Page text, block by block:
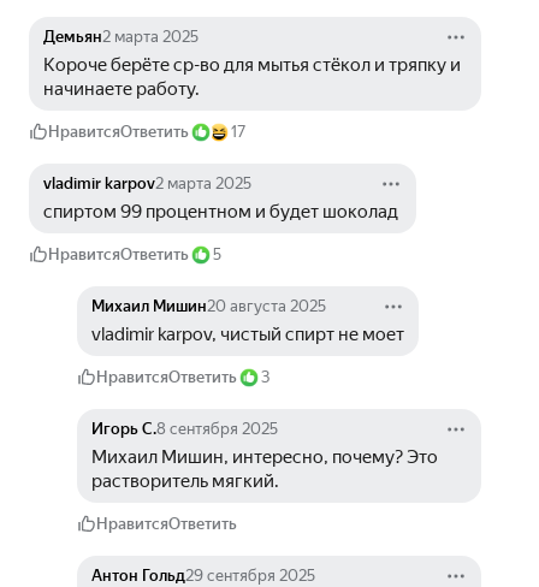
Демьян2 марта 2025
Короче берёте ср-во для мытья стёкол и тряпку и
начинаете работу.
НравитсяОтветить 17
vladimir karpov2 марта 2025
спиртом 99 процентном и будет шоколад
НравитсяОтветить 5
Михаил Мишин20 августа 2025
vladimir karpov, чистый спирт не моет
НравитсяОтветить 3
Игорь С.8 сентября 2025
Михаил Мишин, интересно, почему? Это
растворитель мягкий.
НравитсяОтветить
Антон Гольд29 сентября 2025